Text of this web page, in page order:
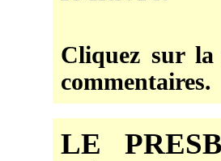
Cliquez sur
commentaires.
LE